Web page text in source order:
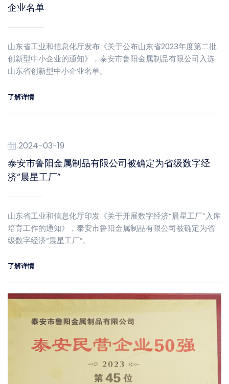
企业名单
山东省工业和信息化厅发布《关于公布山东省2023年度第二批
创新型中小企业的通知》，泰安市鲁阳金属制品有限公司入选
山东省创新型中小企业名单。
了解详情
2024-03-19
泰安市鲁阳金属制品有限公司被确定为省级数字经
济“晨星工厂”
山东省工业和信息化厅印发《关于开展数字经济“晨星工厂”入库
培育工作的通知》，泰安市鲁阳金属制品有限公司被确定为省
级数字经济“晨星工厂”。
了解详情